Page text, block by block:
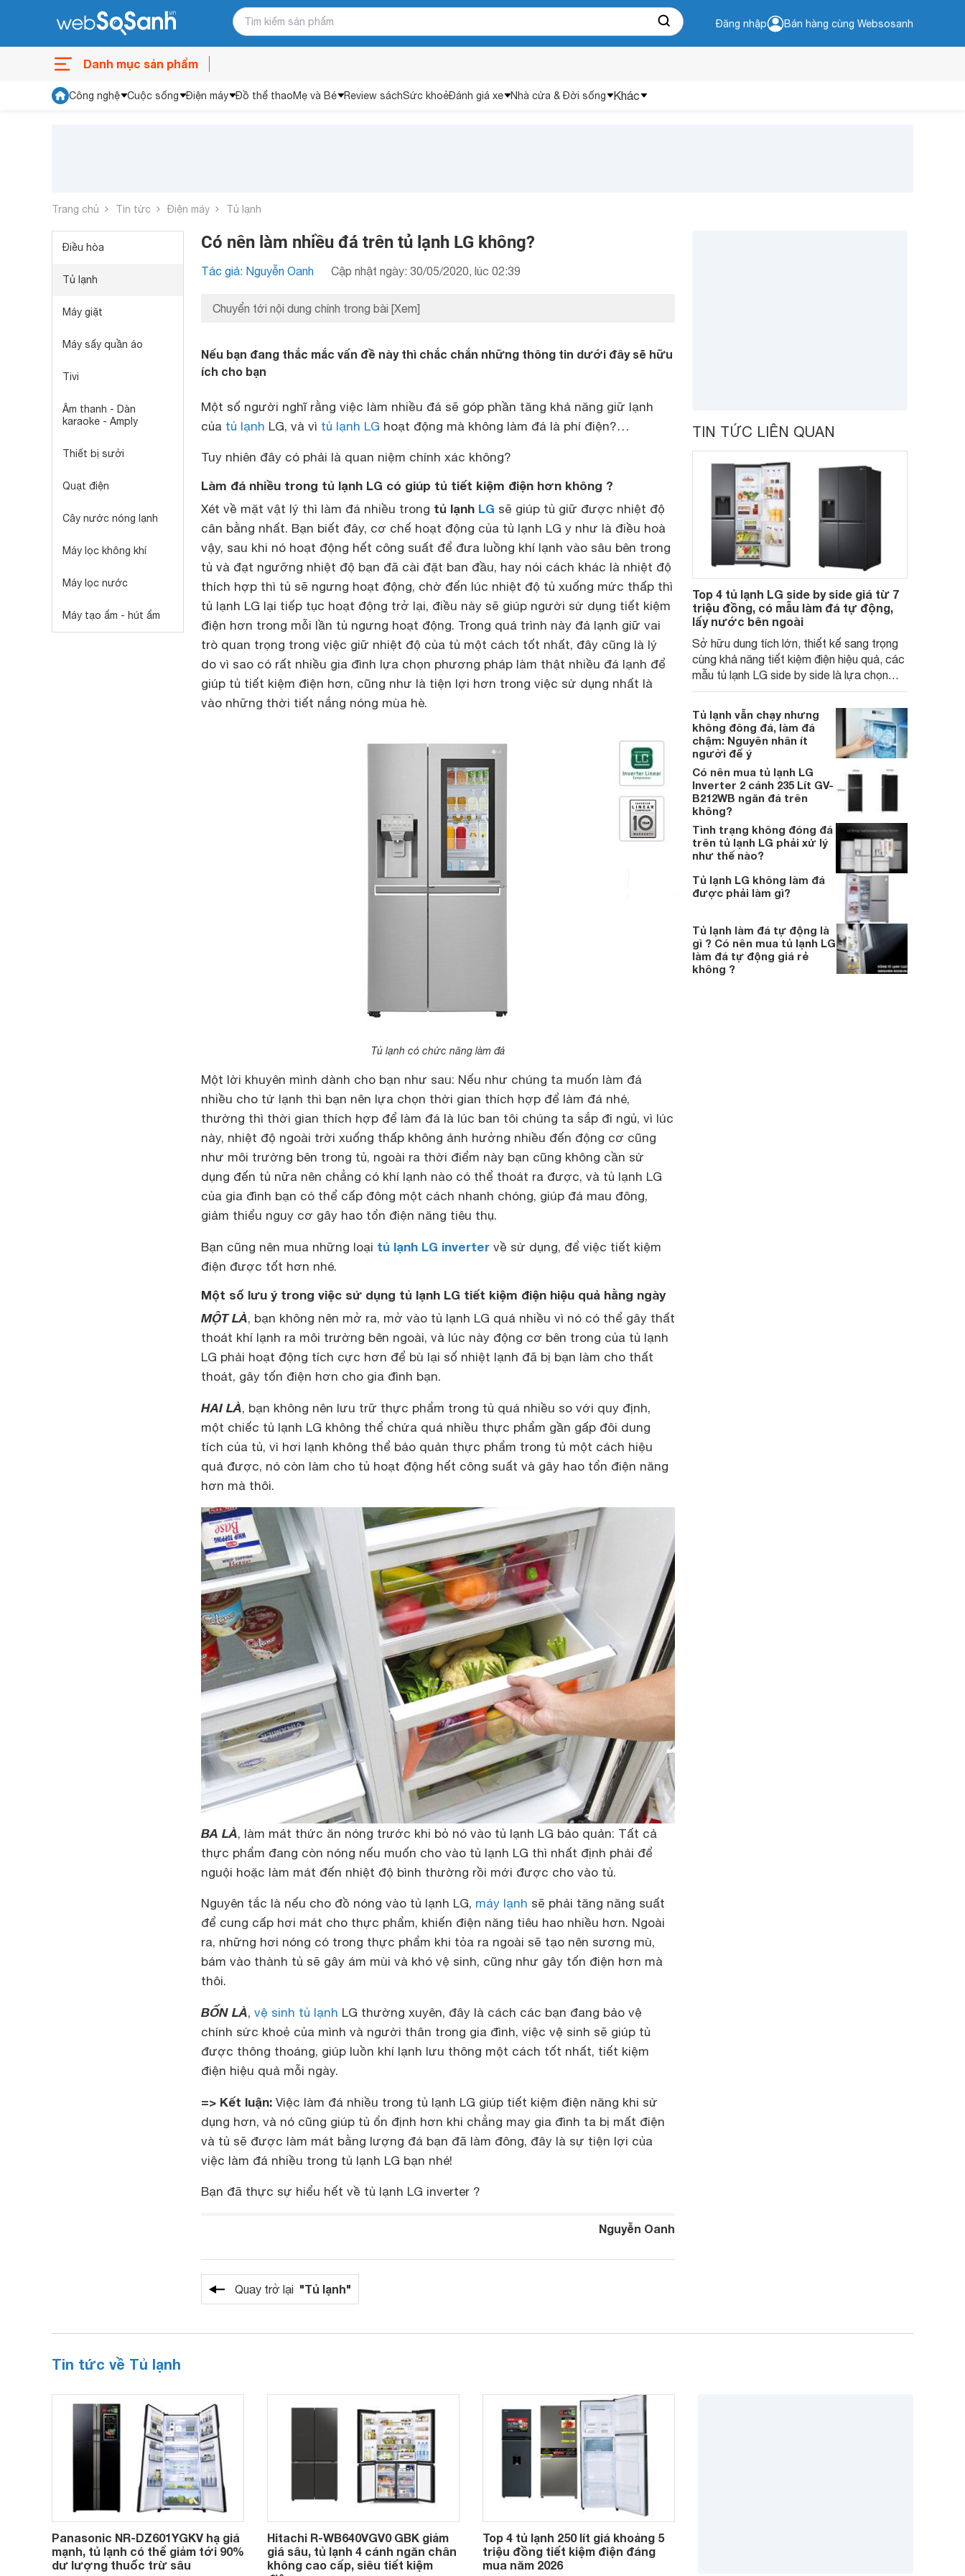
Đăng nhập Bán hàng cùng Websosanh
Danh mục sản phẩm
Công nghệ Cuộc sống Điện máy Đồ thể thaoMẹ và Bé Review sáchSức khoẻĐánh giá xe Nhà cửa & Đời sống Khác
Trang chủ Tin tức Điện máy Tủ lạnh
Điều hòa
Tủ lạnh
Máy giặt
Máy sấy quần áo
Tivi
Âm thanh - Dàn
karaoke - Amply
Thiết bị sưởi
Quạt điện
Cây nước nóng lạnh
Máy lọc không khí
Máy lọc nước
Máy tạo ẩm - hút ẩm
Có nên làm nhiều đá trên tủ lạnh LG không?
Tác giả: Nguyễn Oanh Cập nhật ngày: 30/05/2020, lúc 02:39
Chuyển tới nội dung chính trong bài [Xem]
Nếu bạn đang thắc mắc vấn đề này thì chắc chắn những thông tin dưới đây sẽ hữu
ích cho bạn
Một số người nghĩ rằng việc làm nhiều đá sẽ góp phần tăng khả năng giữ lạnh
của tủ lạnh LG, và vì tủ lạnh LG hoạt động mà không làm đá là phí điện?…
Tuy nhiên đây có phải là quan niệm chính xác không?
Làm đá nhiều trong tủ lạnh LG có giúp tủ tiết kiệm điện hơn không ?
Xét về mặt vật lý thì làm đá nhiều trong tủ lạnh LG sẽ giúp tủ giữ được nhiệt độ
cân bằng nhất. Bạn biết đây, cơ chế hoạt động của tủ lạnh LG y như là điều hoà
vậy, sau khi nó hoạt động hết công suất để đưa luồng khí lạnh vào sâu bên trong
tủ và đạt ngưỡng nhiệt độ bạn đã cài đặt ban đầu, hay nói cách khác là nhiệt độ
thích hợp thì tủ sẽ ngưng hoạt động, chờ đến lúc nhiệt độ tủ xuống mức thấp thì
tủ lạnh LG lại tiếp tục hoạt động trở lại, điều này sẽ giúp người sử dụng tiết kiệm
điện hơn trong mỗi lần tủ ngưng hoạt động. Trong quá trình này đá lạnh giữ vai
trò quan trọng trong việc giữ nhiệt độ của tủ một cách tốt nhất, đây cũng là lý
do vì sao có rất nhiều gia đình lựa chọn phương pháp làm thật nhiều đá lạnh để
giúp tủ tiết kiệm điện hơn, cũng như là tiện lợi hơn trong việc sử dụng nhất là
vào những thời tiết nắng nóng mùa hè.
Tủ lạnh có chức năng làm đá
Một lời khuyên mình dành cho bạn như sau: Nếu như chúng ta muốn làm đá
nhiều cho tử lạnh thì bạn nên lựa chọn thời gian thích hợp để làm đá nhé,
thường thì thời gian thích hợp để làm đá là lúc ban tôi chúng ta sắp đi ngủ, vì lúc
này, nhiệt độ ngoài trời xuống thấp không ảnh hưởng nhiều đến động cơ cũng
như môi trường bên trong tủ, ngoài ra thời điểm này bạn cũng không cần sử
dụng đến tủ nữa nên chẳng có khí lạnh nào có thể thoát ra được, và tủ lạnh LG
của gia đình bạn có thể cấp đông một cách nhanh chóng, giúp đá mau đông,
giảm thiểu nguy cơ gây hao tổn điện năng tiêu thụ.
Bạn cũng nên mua những loại tủ lạnh LG inverter về sử dụng, để việc tiết kiệm
điện được tốt hơn nhé.
Một số lưu ý trong việc sử dụng tủ lạnh LG tiết kiệm điện hiệu quả hằng ngày
MỘT LÀ, bạn không nên mở ra, mở vào tủ lạnh LG quá nhiều vì nó có thể gây thất
thoát khí lạnh ra môi trường bên ngoài, và lúc này động cơ bên trong của tủ lạnh
LG phải hoạt động tích cực hơn để bù lại số nhiệt lạnh đã bị bạn làm cho thất
thoát, gây tốn điện hơn cho gia đình bạn.
HAI LÀ, bạn không nên lưu trữ thực phẩm trong tủ quá nhiều so với quy định,
một chiếc tủ lạnh LG không thể chứa quá nhiều thực phẩm gần gấp đôi dung
tích của tủ, vì hơi lạnh không thể bảo quản thực phẩm trong tủ một cách hiệu
quả được, nó còn làm cho tủ hoạt động hết công suất và gây hao tổn điện năng
hơn mà thôi.
BA LÀ, làm mát thức ăn nóng trước khi bỏ nó vào tủ lạnh LG bảo quản: Tất cả
thực phẩm đang còn nóng nếu muốn cho vào tủ lạnh LG thì nhất định phải để
nguội hoặc làm mát đến nhiệt độ bình thường rồi mới được cho vào tủ.
Nguyên tắc là nếu cho đồ nóng vào tủ lạnh LG, máy lạnh sẽ phải tăng năng suất
để cung cấp hơi mát cho thực phẩm, khiến điện năng tiêu hao nhiều hơn. Ngoài
ra, những hơi nóng có trong thực phẩm khi tỏa ra ngoài sẽ tạo nên sương mù,
bám vào thành tủ sẽ gây ám mùi và khó vệ sinh, cũng như gây tốn điện hơn mà
thôi.
BỐN LÀ, vệ sinh tủ lạnh LG thường xuyên, đây là cách các bạn đang bảo vệ
chính sức khoẻ của mình và người thân trong gia đình, việc vệ sinh sẽ giúp tủ
được thông thoáng, giúp luồn khí lạnh lưu thông một cách tốt nhất, tiết kiệm
điện hiệu quả mỗi ngày.
=> Kết luận: Việc làm đá nhiều trong tủ lạnh LG giúp tiết kiệm điện năng khi sử
dụng hơn, và nó cũng giúp tủ ổn định hơn khi chẳng may gia đình ta bị mất điện
và tủ sẽ được làm mát bằng lượng đá bạn đã làm đông, đây là sự tiện lợi của
việc làm đá nhiều trong tủ lạnh LG bạn nhé!
Bạn đã thực sự hiểu hết về tủ lạnh LG inverter ?
Nguyễn Oanh
Quay trở lại "Tủ lạnh"
TIN TỨC LIÊN QUAN
Top 4 tủ lạnh LG side by side giá từ 7
triệu đồng, có mẫu làm đá tự động,
lấy nước bên ngoài
Sở hữu dung tích lớn, thiết kế sang trọng
cùng khả năng tiết kiệm điện hiệu quả, các
mẫu tủ lạnh LG side by side là lựa chọn
phù hợp cho những gia đình cần không
gian lưu trữ rộng rãi. Dưới đây là một số
model LG side by side có mức giá từ
khoảng 7 triệu đồng đáng chú ý trong năm
2026.
Tủ lạnh vẫn chạy nhưng
không đông đá, làm đá
chậm: Nguyên nhân ít
người để ý
Có nên mua tủ lạnh LG
Inverter 2 cánh 235 Lít GV-
B212WB ngăn đá trên
không?
Tình trạng không đóng đá
trên tủ lạnh LG phải xử lý
như thế nào?
Tủ lạnh LG không làm đá
được phải làm gì?
Tủ lạnh làm đá tự động là
gì ? Có nên mua tủ lạnh LG
làm đá tự động giá rẻ
không ?
Tin tức về Tủ lạnh
Panasonic NR-DZ601YGKV hạ giá
mạnh, tủ lạnh có thể giảm tới 90%
dư lượng thuốc trừ sâu
Hitachi R-WB640VGV0 GBK giảm
giá sâu, tủ lạnh 4 cánh ngăn chân
không cao cấp, siêu tiết kiệm
Top 4 tủ lạnh 250 lít giá khoảng 5
triệu đồng tiết kiệm điện đáng
mua năm 2026